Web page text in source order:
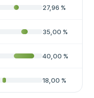
27,96 %
35,00 %
40,00 %
18,00 %